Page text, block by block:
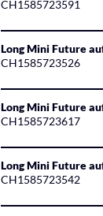
CH1585723591
Long Mini Future
CH1585723526
Long Mini Future
CH1585723617
Long Mini Future
CH1585723542